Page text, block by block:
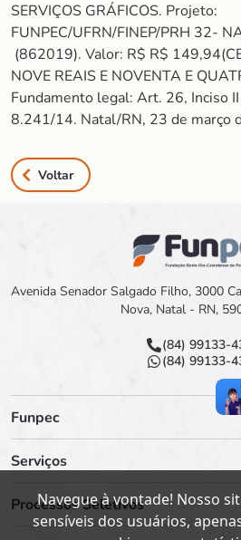
SERVIÇOS GRÁFICOS. Projeto:
FUNPEC/UFRN/FINEP/PRH 32-
(862019). Valor: R$ R$
NOVE REAIS E NOVENTA E
Fundamento legal: Art. 26, Inciso
8.241/14. Natal/RN, 23 de março
Voltar
Avenida Senador Salgado Filho, 3000
Nova, Natal - RN,
(84) 99133-
(84) 99133-
Funpec
Serviços
Processos Seletivos
Navegue à vontade! Nosso
sensíveis dos usuários,